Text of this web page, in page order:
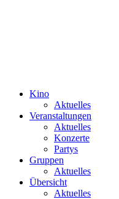
Kino
Aktuelles
Veranstaltungen
Aktuelles
Konzerte
Partys
Gruppen
Aktuelles
Übersicht
Aktuelles